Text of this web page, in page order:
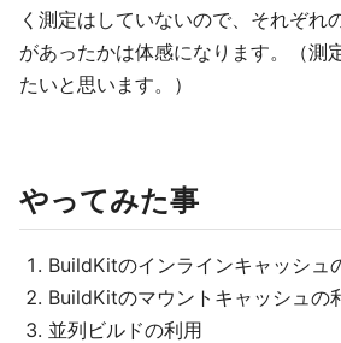
く測定はしていないので、それぞれ
があったかは体感になります。（測
たいと思います。）
やってみた事
BuildKitのインラインキャッシュ
BuildKitのマウントキャッシュの
並列ビルドの利用